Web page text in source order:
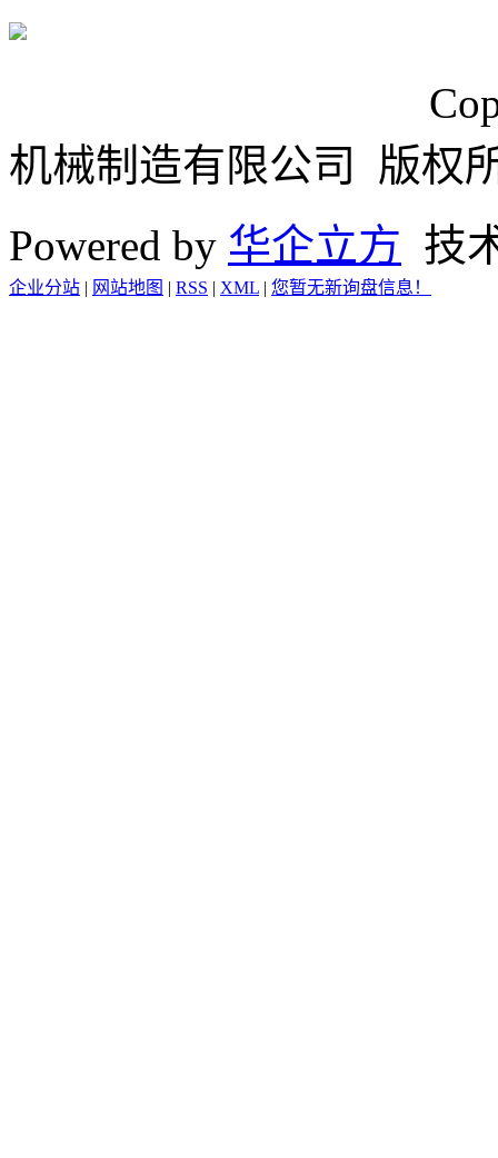
机械制造有限公司 版权
Powered by 华企立方 技
企业分站 | 网站地图 | RSS | XML | 您暂无新询盘信息！